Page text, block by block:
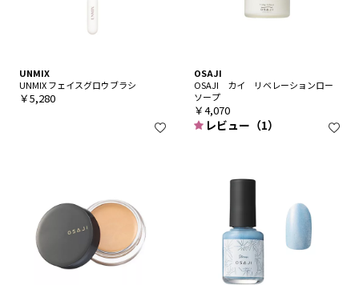
UNMIX
UNMIX フェイスグロウブラシ
￥5,280
OSAJI
OSAJI カイ リベレーションロー
ソープ
￥4,070
レビュー（1）